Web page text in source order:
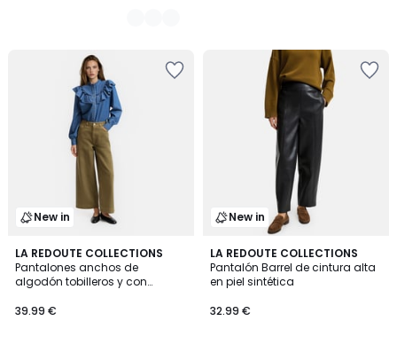
New in
LA REDOUTE COLLECTIONS
Pantalones anchos de
algodón tobilleros y con
39.99 €
2
Colores
New in
LA REDOUTE COLLECTIONS
Pantalón Barrel de cintura alta
en piel sintética
32.99 €